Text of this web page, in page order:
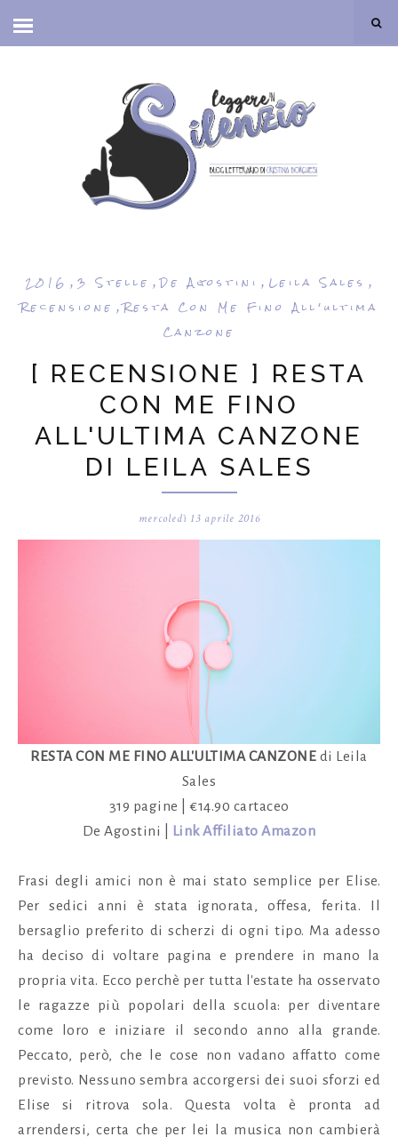
2016 ,3 Stelle ,De Agostini , Leila Sales ,
Recensione ,Resta Con Me Fino All'ultima
Canzone
[ RECENSIONE ] RESTA
CON ME FINO
ALL'ULTIMA CANZONE
DI LEILA SALES
mercoledì 13 aprile 2016
RESTA CON ME FINO ALL'ULTIMA CANZONE di Leila
Sales
319 pagine | €14.90 cartaceo
De Agostini |
Link Affiliato Amazon
Frasi degli amici non è mai stato semplice per Elise.
Per sedici anni è stata ignorata, offesa, ferita. Il
bersaglio preferito di scherzi di ogni tipo. Ma adesso
ha deciso di voltare pagina e prendere in mano la
propria vita. Ecco perchè per tutta l'estate ha osservato
le ragazze più popolari della scuola: per diventare
come loro e iniziare il secondo anno alla grande.
Peccato, però, che le cose non vadano affatto come
previsto. Nessuno sembra accorgersi dei suoi sforzi ed
Elise si ritrova sola. Questa volta è pronta ad
arrendersi, certa che per lei la musica non cambierà